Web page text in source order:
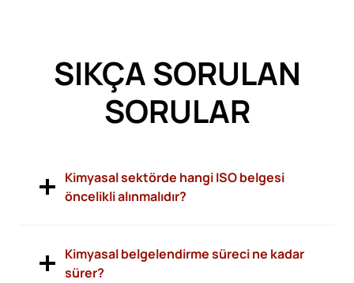
SIKÇA SORULAN
SORULAR
Kimyasal sektörde hangi ISO belgesi
öncelikli alınmalıdır?
Kimyasal belgelendirme süreci ne kadar
sürer?